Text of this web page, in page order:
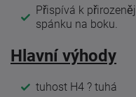
Přispívá k
spánku na boku.
Hlavní výhody
tuhost H4 ? tuhá